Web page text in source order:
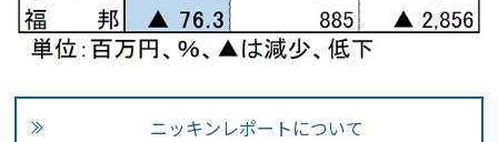
ニッキンレポートについて